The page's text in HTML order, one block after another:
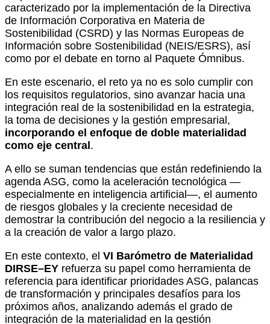
caracterizado por la implementación de la Directiva
de Información Corporativa en Materia de
Sostenibilidad (CSRD) y las Normas Europeas de
Información sobre Sostenibilidad (NEIS/ESRS), así
como por el debate en torno al Paquete Ómnibus.
En este escenario, el reto ya no es solo cumplir con
los requisitos regulatorios, sino avanzar hacia una
integración real de la sostenibilidad en la estrategia,
la toma de decisiones y la gestión empresarial,
incorporando el enfoque de doble materialidad
como eje central .
A ello se suman tendencias que están redefiniendo la
agenda ASG, como la aceleración tecnológica —
especialmente en inteligencia artificial—, el aumento
de riesgos globales y la creciente necesidad de
demostrar la contribución del negocio a la resiliencia y
a la creación de valor a largo plazo.
En este contexto, el VI Barómetro de Materialidad
DIRSE–EY refuerza su papel como herramienta de
referencia para identificar prioridades ASG, palancas
de transformación y principales desafíos para los
próximos años, analizando además el grado de
integración de la materialidad en la gestión